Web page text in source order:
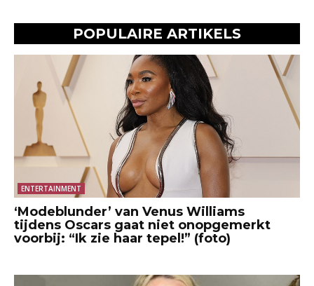
POPULAIRE ARTIKELS
ENTERTAINMENT
‘Modeblunder’ van Venus Williams
tijdens Oscars gaat niet onopgemerkt
voorbij: “Ik zie haar tepel!” (foto)